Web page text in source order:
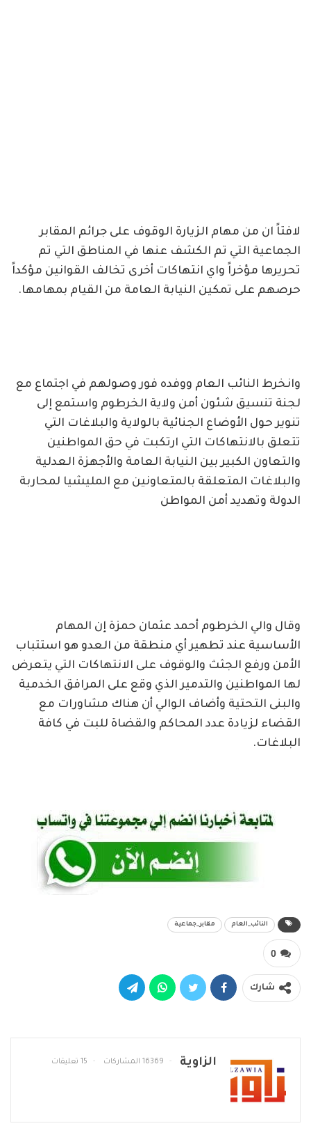
لافتاً ان من مهام الزيارة الوقوف على جرائم المقابر
الجماعية التي تم الكشف عنها في المناطق التي تم
تحريرها مؤخراً واي انتهاكات أخرى تخالف القوانين مؤكداً
حرصهم على تمكين النيابة العامة من القيام بمهامها.
وانخرط النائب العام ووفده فور وصولهم في اجتماع مع
لجنة تنسيق شئون أمن ولاية الخرطوم واستمع إلى
تنوير حول الأوضاع الجنائية بالولاية والبلاغات التي
تتعلق بالانتهاكات التي ارتكبت في حق المواطنين
والتعاون الكبير بين النيابة العامة والأجهزة العدلية
والبلاغات المتعلقة بالمتعاونين مع المليشيا لمحاربة
الدولة وتهديد أمن المواطن
وقال والي الخرطوم أحمد عثمان حمزة إن المهام
الأساسية عند تطهير أي منطقة من العدو هو استتباب
الأمن ورفع الجثث والوقوف على الانتهاكات التي يتعرض
لها المواطنين والتدمير الذي وقع على المرافق الخدمية
والبنى التحتية وأضاف الوالي أن هناك مشاورات مع
القضاء لزيادة عدد المحاكم والقضاة للبت في كافة
البلاغات.
النائب_العام مقابر_جماعية
0
شارك
الزاوية 16369 المشاركات 15 تعليقات